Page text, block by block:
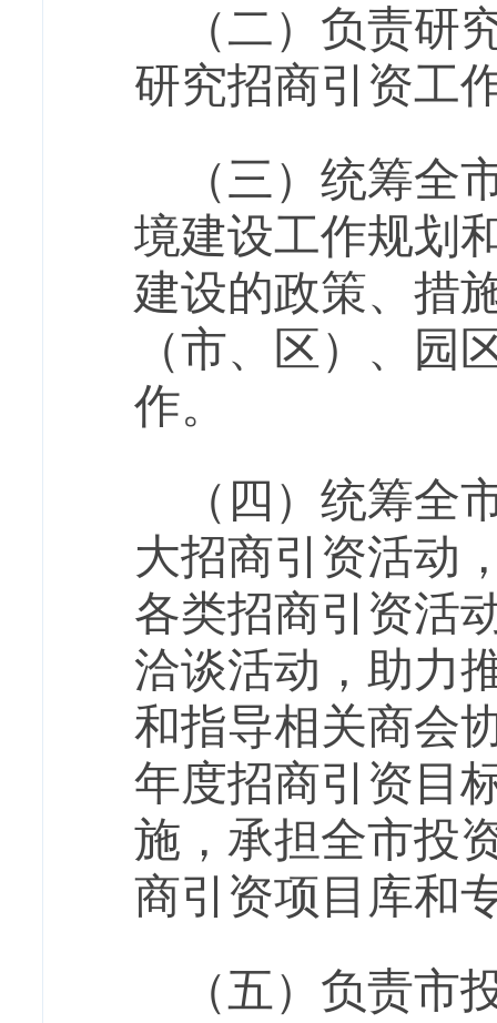
（二）负责研
研究招商引资工
（三）统筹全
境建设工作规划
建设的政策、措
（市、区）、园
作。
（四）统筹全
大招商引资活动
各类招商引资活
洽谈活动，助力
和指导相关商会
年度招商引资目
施，承担全市投
商引资项目库和
（五）负责市